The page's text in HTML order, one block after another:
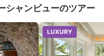
シャンビューのツアー
LUXURY